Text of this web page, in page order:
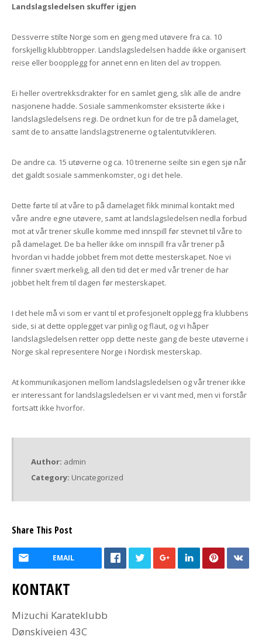
Landslagsledelsen skuffer igjen
Dessverre stilte Norge som en gjeng med utøvere fra ca. 10
forskjellig klubbtropper. Landslagsledelsen hadde ikke organisert
reise eller boopplegg for annet enn en liten del av troppen.
Ei heller overtrekksdrakter for en samlet gjeng, slik alle de andre
nasjonene hadde. Sosiale sammenkomster eksisterte ikke i
landslagsledelsens regi. De ordnet kun for de tre på damelaget,
samt de to ansatte landslagstrenerne og talentutvikleren.
De andre ca. 15 utøverne og ca. 10 trenerne seilte sin egen sjø når
det gjaldt sosiale sammenkomster, og i det hele.
Dette førte til at våre to på damelaget fikk minimal kontakt med
våre andre egne utøvere, samt at landslagsledelsen nedla forbud
mot at vår trener skulle komme med innspill før stevnet til våre to
på damelaget. De ba heller ikke om innspill fra vår trener på
hvordan vi hadde jobbet frem mot dette mesterskapet. Noe vi
finner svært merkelig, all den tid det er med vår trener de har
jobbet helt frem til dagen før mesterskapet.
I det hele må vi som er vant til et profesjonelt opplegg fra klubbens
side, si at dette opplegget var pinlig og flaut, og vi håper
landslagsledelsen retter opp dette neste gang de beste utøverne i
Norge skal representere Norge i Nordisk mesterskap.
At kommunikasjonen mellom landslagsledelsen og vår trener ikke
er interessant for landslagsledelsen er vi vant med, men vi forstår
fortsatt ikke hvorfor.
Author: admin
Category: Uncategorized
Share This Post
EMAIL
KONTAKT
Mizuchi Karateklubb
Dønskiveien 43C